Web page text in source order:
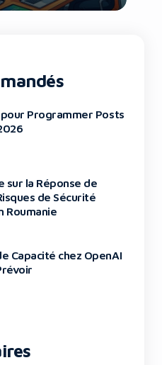
Programmer Posts
sur la Réponse de
de Sécurité
Roumanie
Capacité chez OpenAI